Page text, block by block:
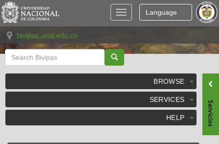
Skip
navigation
Language
bivipas.unal.edu.co
BROWSE
SERVICES
HELP